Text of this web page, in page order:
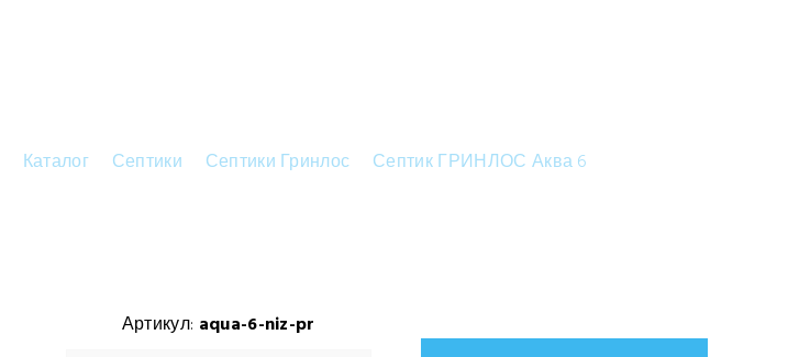
Каталог Септики Септики Гринлос
Септик ГРИНЛОС Аква 6
Артикул: aqua-6-niz-pr